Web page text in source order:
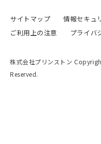
サイトマップ
情報セキュ
ご利用上の注意
プライバ
株式会社プリンストン
Reserved.